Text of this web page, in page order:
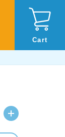
Cart